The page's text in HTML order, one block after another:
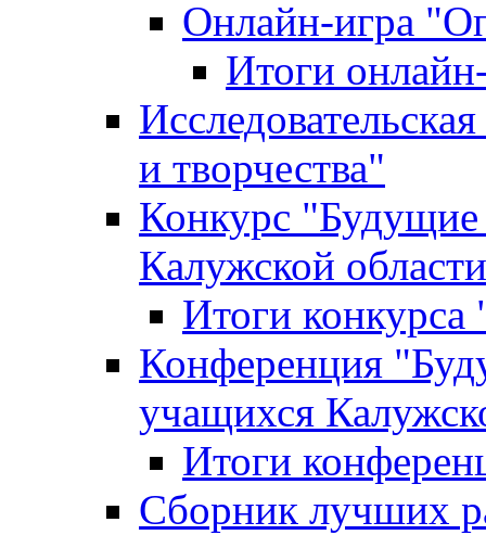
Онлайн-игра
Итоги
и творчества"
Конкурс
Калужской области
Итоги
Конференция
учащихся
Итоги
Сборник лучших